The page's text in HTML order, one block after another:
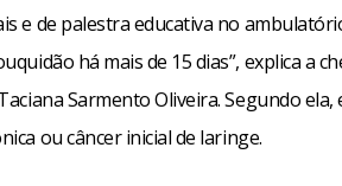
e de palestra educativa no
há mais de 15 dias”, explica a
Sarmento Oliveira. Segundo ela,
ou câncer inicial de laringe.